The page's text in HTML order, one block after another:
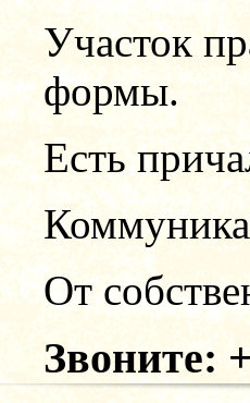
Участок
формы.
Есть
От
Звоните: